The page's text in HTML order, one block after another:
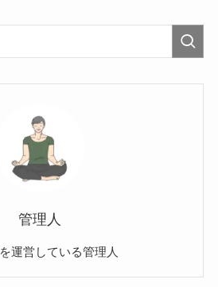
管理人
運営している管理人